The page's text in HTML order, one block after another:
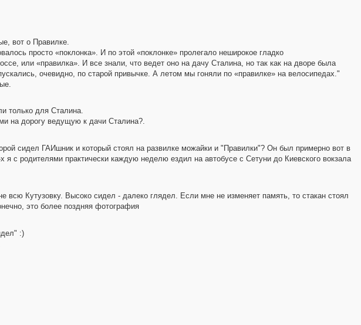
вот о Правилке.
просто «поклонка». И по этой «поклонке» пролегало неширокое гладко
или «правилка». И все знали, что ведет оно на дачу Сталина, но так как на дворе была
очевидно, по старой привычке. А летом мы гоняли по «правилке» на велосипедах."
только для Сталина.
на дорогу ведущую к дачи Сталина?.
сидел ГАИшник и который стоял на развилке можайки и "Правилки"? Он был примерно вот в
я с родителями практически каждую неделю ездил на автобусе с Сетуни до Киевского вокзала
Кутузовку. Высоко сидел - далеко глядел. Если мне не изменяет память, то стакан стоял
это более поздняя фотография
:)